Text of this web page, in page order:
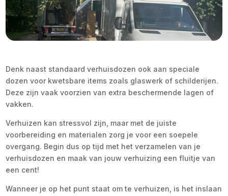
Denk naast standaard verhuisdozen ook aan speciale
dozen voor kwetsbare items zoals glaswerk of schilderijen.
Deze zijn vaak voorzien van extra beschermende lagen of
vakken.
Verhuizen kan stressvol zijn, maar met de juiste
voorbereiding en materialen zorg je voor een soepele
overgang. Begin dus op tijd met het verzamelen van je
verhuisdozen en maak van jouw verhuizing een fluitje van
een cent!
Wanneer je op het punt staat om te verhuizen, is het inslaan